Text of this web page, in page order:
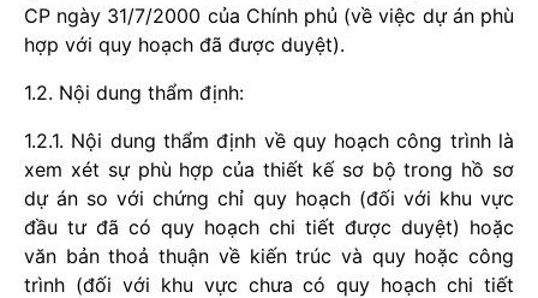
CP ngày 31/7/2000 của Chính phủ (về việc dự án phù
hợp với quy hoạch đã được duyệt).
1.2. Nội dung thẩm định:
1.2.1. Nội dung thẩm định về quy hoạch công trình là
xem xét sự phù hợp của thiết kế sơ bộ trong hồ sơ
dự án so với chứng chỉ quy hoạch (đối với khu vực
đầu tư đã có quy hoạch chi tiết được duyệt) hoặc
văn bản thoả thuận về kiến trúc và quy hoặc công
trình (đối với khu vực chưa có quy hoạch chi tiết